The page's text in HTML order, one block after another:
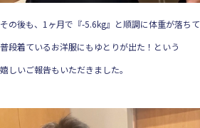
その後も、1ヶ月で『-5.6kg』と順調に体重が落ちて
普段着ているお洋服にもゆとりが出た！という
嬉しいご報告もいただきました。